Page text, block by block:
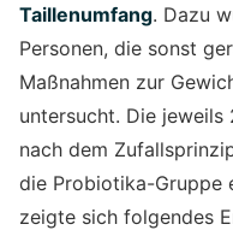
Taillenumfang. Dazu
Personen, die sonst
Maßnahmen zur
untersucht. Die jeweils
nach dem
die Probiotika-Gruppe
zeigte sich folgendes